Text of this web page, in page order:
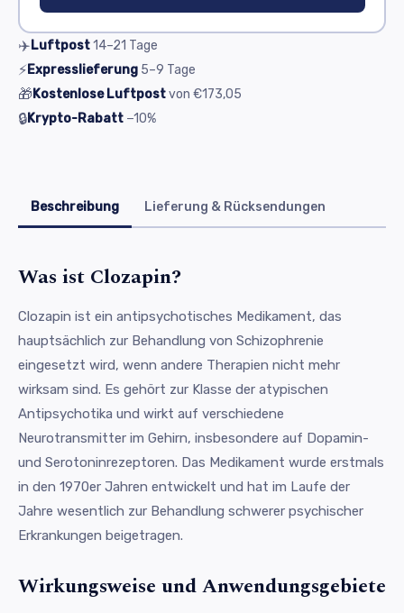
✈️Luftpost14–21 Tage
⚡Expresslieferung 5–9 Tage
🎁Kostenlose Luftpostvon €173,05
🔒Krypto-Rabatt −10%
Beschreibung Lieferung & Rücksendungen
Was ist Clozapin?
Clozapin ist ein antipsychotisches Medikament, das
hauptsächlich zur Behandlung von Schizophrenie
eingesetzt wird, wenn andere Therapien nicht mehr
wirksam sind. Es gehört zur Klasse der atypischen
Antipsychotika und wirkt auf verschiedene
Neurotransmitter im Gehirn, insbesondere auf Dopamin-
und Serotoninrezeptoren. Das Medikament wurde erstmals
in den 1970er Jahren entwickelt und hat im Laufe der
Jahre wesentlich zur Behandlung schwerer psychischer
Erkrankungen beigetragen.
Wirkungsweise und Anwendungsgebiete